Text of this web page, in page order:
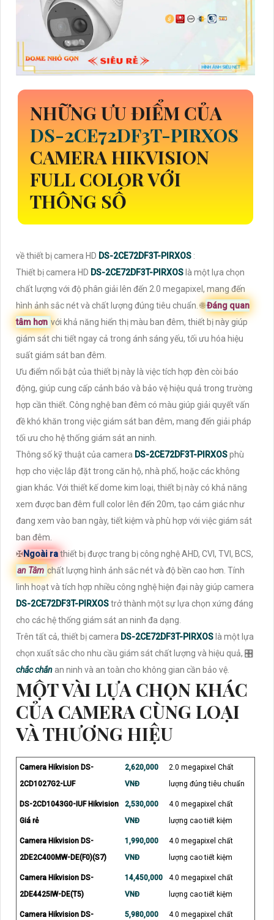
NHỮNG ƯU ĐIỂM CỦA
DS-2CE72DF3T-PIRXOS
CAMERA HIKVISION
FULL COLOR VỚI
THÔNG SỐ
về thiết bị camera HD DS-2CE72DF3T-PIRXOS :
Thiết bị camera HD DS-2CE72DF3T-PIRXOS là một lựa chọn
chất lượng với độ phân giải lên đến 2.0 megapixel, mang đến
hình ảnh sắc nét và chất lượng đúng tiêu chuẩn. 🌐Đáng quan
tâm hơn với khả năng hiển thị màu ban đêm, thiết bị này giúp
giám sát chi tiết ngay cả trong ánh sáng yếu, tối ưu hóa hiệu
suất giám sát ban đêm.
Ưu điểm nổi bật của thiết bị này là việc tích hợp đèn còi báo
động, giúp cung cấp cảnh báo và bảo vệ hiệu quả trong trường
hợp cần thiết. Công nghệ ban đêm có màu giúp giải quyết vấn
đề khó khăn trong việc giám sát ban đêm, mang đến giải pháp
tối ưu cho hệ thống giám sát an ninh.
Thông số kỹ thuật của camera DS-2CE72DF3T-PIRXOSphù
hợp cho việc lắp đặt trong căn hộ, nhà phố, hoặc các không
gian khác. Với thiết kế dome kim loại, thiết bị này có khả năng
xem được ban đêm full color lên đến 20m, tạo cảm giác như
đang xem vào ban ngày, tiết kiệm và phù hợp với việc giám sát
ban đêm.
✠ Ngoài rathiết bị được trang bị công nghệ AHD, CVI, TVI, BCS,
an Tâm chất lượng hình ảnh sắc nét và độ bền cao hơn. Tính
linh hoạt và tích hợp nhiều công nghệ hiện đại này giúp camera
DS-2CE72DF3T-PIRXOStrở thành một sự lựa chọn xứng đáng
cho các hệ thống giám sát an ninh đa dạng.
Trên tất cả, thiết bị camera DS-2CE72DF3T-PIRXOS là một lựa
chọn xuất sắc cho nhu cầu giám sát chất lượng và hiệu quả, 🎛
chắc chắn an ninh và an toàn cho không gian cần bảo vệ.
MỘT VÀI LỰA CHỌN KHÁC
CỦA CAMERA CÙNG LOẠI
VÀ THƯƠNG HIỆU
Camera Hikvision DS-
2CD1027G2-LUF
2,620,000
VNĐ
2.0 megapixel Chất
lượng đúng tiêu chuẩn
DS-2CD1043G0-IUF Hikvision
Giá rẻ
2,530,000
VNĐ
4.0 megapixel chất
lượng cao tiết kiệm
Camera Hikvision DS-
2DE2C400MW-DE(F0)(S7)
1,990,000
VNĐ
4.0 megapixel chất
lượng cao tiết kiệm
Camera Hikvision DS-
2DE4425IW-DE(T5)
14,450,000
VNĐ
4.0 megapixel chất
lượng cao tiết kiệm
Camera Hikvision DS-
5,980,000
4.0 megapixel chất